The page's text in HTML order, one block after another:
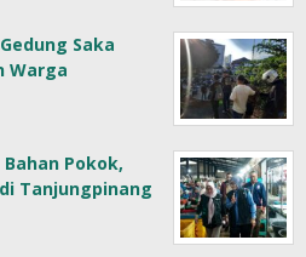
Saka
Warga
Pokok,
Tanjungpinang